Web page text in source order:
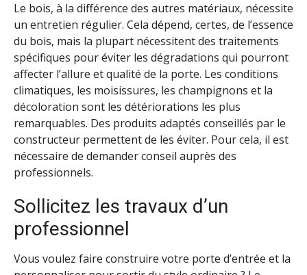
Le bois, à la différence des autres matériaux, nécessite
un entretien régulier. Cela dépend, certes, de l’essence
du bois, mais la plupart nécessitent des traitements
spécifiques pour éviter les dégradations qui pourront
affecter l’allure et qualité de la porte. Les conditions
climatiques, les moisissures, les champignons et la
décoloration sont les détériorations les plus
remarquables. Des produits adaptés conseillés par le
constructeur permettent de les éviter. Pour cela, il est
nécessaire de demander conseil auprès des
professionnels.
Sollicitez les travaux d’un
professionnel
Vous voulez faire construire votre porte d’entrée et la